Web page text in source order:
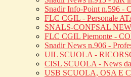
Snadir Info-Point n.596 -
FLC CGIL - Personale
SNALS-CONFSAL
FLC CGIL Piemonte -
Snadir News n.906 -
UIL SCUOLA -
CISL SCUOLA - News
USB SCUOLA, OSA E